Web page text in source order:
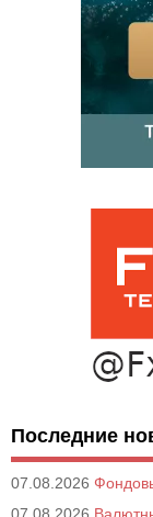
Последние
07.08.2026